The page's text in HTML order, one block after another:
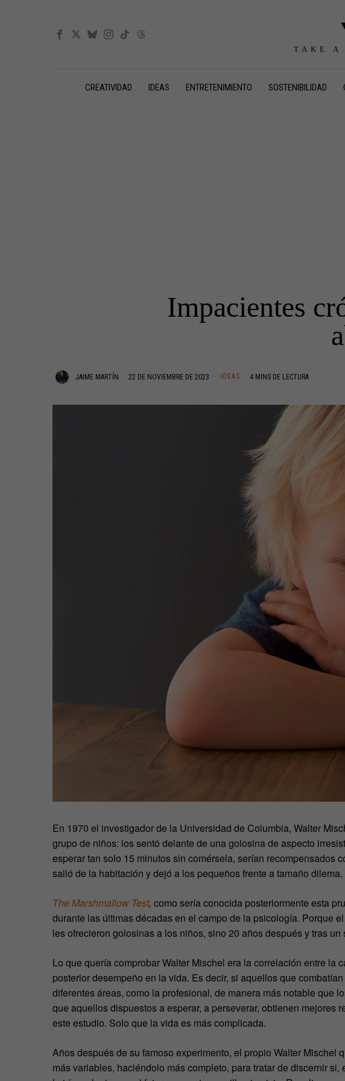
TAKE A
CREATIVIDAD IDEAS ENTRETENIMIENTO SOSTENIBILIDAD
Impacientes
JAIME MARTÍN 22 DE NOVIEMBRE DE 2023 IDEAS 4 MINS DE LECTURA
En 1970 el investigador de la Universidad de Columbia, Walter
grupo de niños: los sentó delante de una golosina de aspecto
esperar tan solo 15 minutos sin comérsela, serían recompensados
salió de la habitación y dejó a los pequeños frente a tamaño dilema.
The Marshmallow Test, como sería conocida posteriormente esta
durante las últimas décadas en el campo de la psicología. Porque
les ofrecieron golosinas a los niños, sino 20 años después y tras
Lo que quería comprobar Walter Mischel era la correlación entre la
posterior desempeño en la vida. Es decir, si aquellos que
diferentes áreas, como la profesional, de manera más notable que
que aquellos dispuestos a esperar, a perseverar, obtienen mejores
este estudio. Solo que la vida es más complicada.
Años después de su famoso experimento, el propio Walter Mischel
más variables, haciéndolo más completo, para tratar de discernir